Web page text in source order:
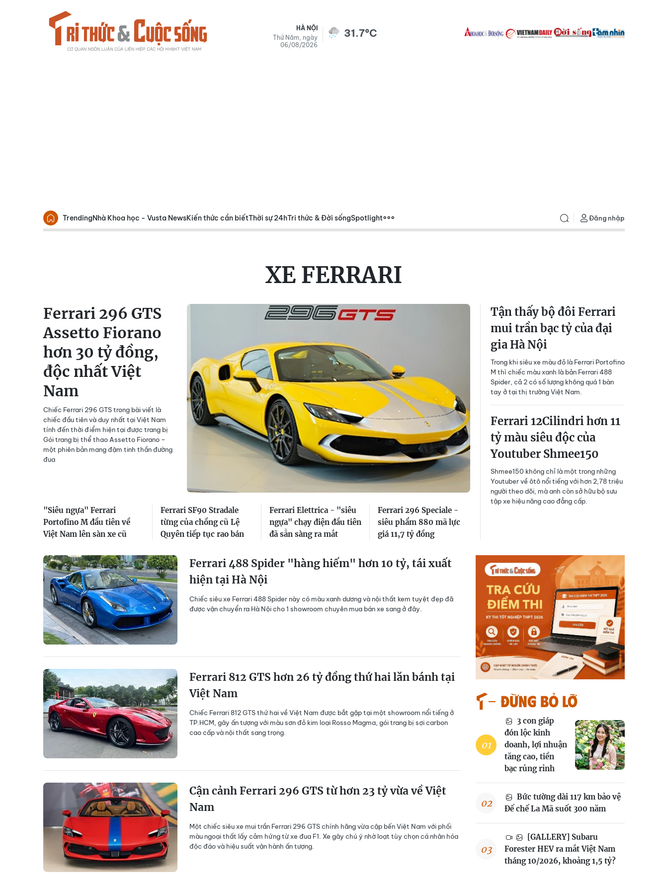
HÀ NỘI
Thứ Năm, ngày
06/08/2026
31.7°C
TrendingNhà Khoa học - Vusta NewsKiến thức cần biếtThời sự 24hTri thức & Đời sốngSpotlight Đăng nhập
XE FERRARI
Ferrari 296 GTS
Assetto Fiorano
hơn 30 tỷ đồng,
độc nhất Việt
Nam
Chiếc Ferrari 296 GTS trong bài viết là
chiếc đầu tiên và duy nhất tại Việt Nam
tính đến thời điểm hiện tại được trang bị
Gói trang bị thể thao Assetto Fiorano –
một phiên bản mang đậm tinh thần đường
đua
"Siêu ngựa" Ferrari
Portofino M đầu tiên về
Việt Nam lên sàn xe cũ
Ferrari SF90 Stradale
từng của chồng cũ Lệ
Quyên tiếp tục rao bán
Ferrari Elettrica - "siêu
ngựa" chạy điện đầu tiên
đã sẵn sàng ra mắt
Ferrari 296 Speciale -
siêu phẩm 880 mã lực
giá 11,7 tỷ đồng
Tận thấy bộ đôi Ferrari
mui trần bạc tỷ của đại
gia Hà Nội
Trong khi siêu xe màu đỏ là Ferrari Portofino
M thì chiếc màu xanh là bản Ferrari 488
Spider, cả 2 có số lượng không quá 1 bàn
tay ở tại thị trường Việt Nam.
Ferrari 12Cilindri hơn 11
tỷ màu siêu độc của
Youtuber Shmee150
Shmee150 không chỉ là một trong những
Youtuber về ôtô nổi tiếng với hơn 2,78 triệu
người theo dõi, mà anh còn sở hữu bộ sưu
tập xe hiệu năng cao đẳng cấp.
Ferrari 488 Spider "hàng hiếm" hơn 10 tỷ, tái xuất
hiện tại Hà Nội
Chiếc siêu xe Ferrari 488 Spider này có màu xanh dương và nội thất kem tuyệt đẹp đã
được vận chuyển ra Hà Nội cho 1 showroom chuyên mua bán xe sang ở đây.
Ferrari 812 GTS hơn 26 tỷ đồng thứ hai lăn bánh tại
Việt Nam
Chiếc Ferrari 812 GTS thứ hai về Việt Nam được bắt gặp tại một showroom nổi tiếng ở
TP.HCM, gây ấn tượng với màu sơn đỏ kim loại Rosso Magma, gói trang bị sợi carbon
cao cấp và nội thất sang trọng.
Cận cảnh Ferrari 296 GTS từ hơn 23 tỷ vừa về Việt
Nam
Một chiếc siêu xe mui trần Ferrari 296 GTS chính hãng vừa cập bến Việt Nam với phối
màu ngoại thất lấy cảm hứng từ xe đua F1. Xe gây chú ý nhờ loạt tùy chọn cá nhân hóa
độc đáo và hiệu suất vận hành ấn tượng.
Đừng bỏ lỡ
3 con giáp
đón lộc kinh
doanh, lợi nhuận
tăng cao, tiền
bạc rủng rỉnh
Bức tường dài 117 km bảo vệ
Đế chế La Mã suốt 300 năm
[GALLERY] Subaru
Forester HEV ra mắt Việt Nam
tháng 10/2026, khoảng 1,5 tỷ?